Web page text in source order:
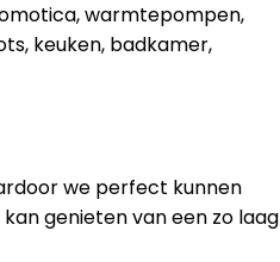
warmtepompen,
keuken, badkamer,
we perfect kunnen
genieten van een zo laag